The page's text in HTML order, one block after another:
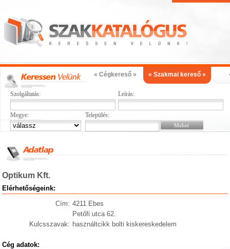
« Cégkereső » « Szakmai kereső »
Szolgáltatás: Leírás:
Megye: Település:
Optikum Kft.
Elérhetőségeink:
Cím: 4211 Ebes
Petőfi utca 62.
Kulcsszavak: használtcikk bolti kiskereskedelem
Cég adatok: